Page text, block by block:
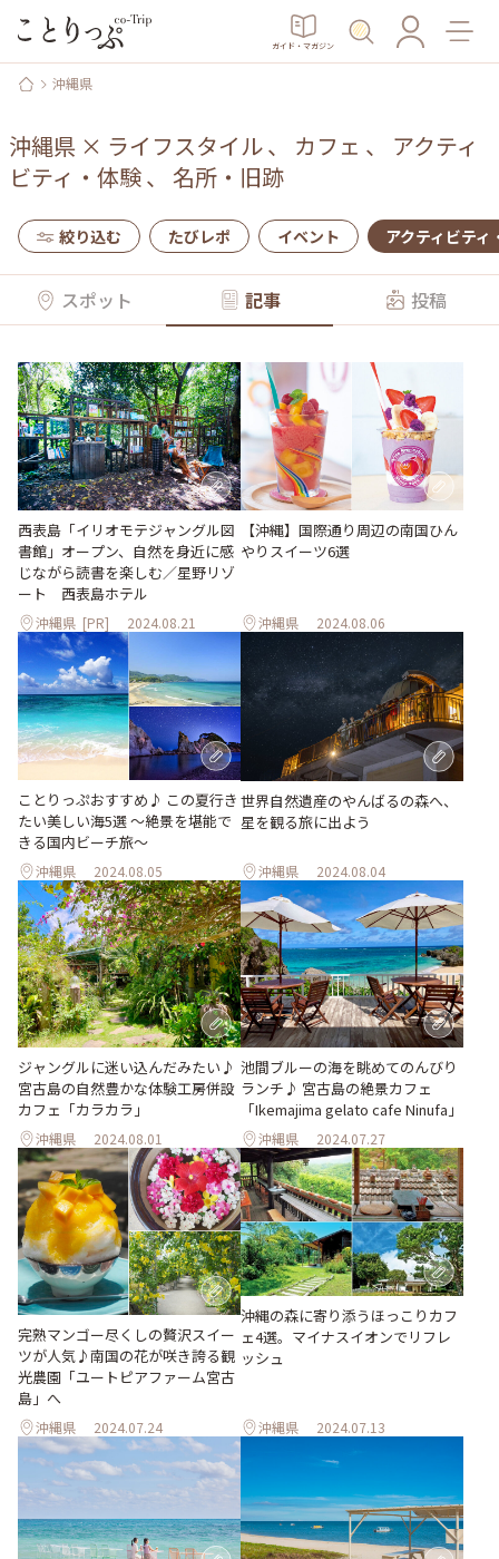
ガイド・マガジン
沖縄県
沖縄県 × ライフスタイル、 カフェ 、 アクティ
ビティ・体験、 名所・旧跡
絞り込む たびレポ イベント アクティビティ
スポット 記事 投稿
西表島「イリオモテジャングル図
書館」オープン、自然を身近に感
じながら読書を楽しむ／星野リゾ
ート 西表島ホテル
沖縄県 [PR] 2024.08.21
【沖縄】国際通り周辺の南国ひん
やりスイーツ6選
沖縄県 2024.08.06
ことりっぷおすすめ♪ この夏行き
たい美しい海5選 〜絶景を堪能で
きる国内ビーチ旅～
沖縄県 2024.08.05
世界自然遺産のやんばるの森へ、
星を観る旅に出よう
沖縄県 2024.08.04
ジャングルに迷い込んだみたい♪
宮古島の自然豊かな体験工房併設
カフェ「カラカラ」
沖縄県 2024.08.01
池間ブルーの海を眺めてのんびり
ランチ♪ 宮古島の絶景カフェ
「Ikemajima gelato cafe Ninufa」
沖縄県 2024.07.27
完熟マンゴー尽くしの贅沢スイー
ツが人気♪南国の花が咲き誇る観
光農園「ユートピアファーム宮古
島」へ
沖縄県 2024.07.24
沖縄の森に寄り添うほっこりカフ
ェ4選。マイナスイオンでリフレ
ッシュ
沖縄県 2024.07.13